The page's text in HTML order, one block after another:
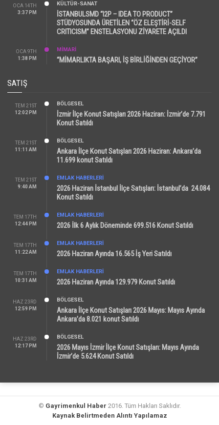
OCA 14TH
3:37 PM
KÜLTÜR-SANAT
İSTANBULSMD “I2P – IDEA TO PRODUCT”
STÜDYOSUNDA ÜRETİLEN “ÖZ ELEŞTİRİ-SELF
CRITICISM” ENSTELASYONU ZİYARETE AÇILDI
OCA 9TH
1:38 PM
MİMARİ
“MİMARLIKTA BAŞARI, İŞ BİRLİĞİNDEN GEÇİYOR”
SATIŞ
TEM 21ST
12:02 PM
BÖLGESEL
İzmir İlçe Konut Satışları 2026 Haziran: İzmir’de 7.791
Konut Satıldı
TEM 21ST
11:11 AM
BÖLGESEL
Ankara İlçe Konut Satışları 2026 Haziran: Ankara’da
11.699 konut Satıldı
TEM 21ST
9:40 AM
EMLAK HABERLERI
2026 Haziran İstanbul İlçe Satışları: İstanbul’da 24.084
Konut Satıldı
TEM 17TH
12:44 PM
EMLAK HABERLERI
2026 İlk 6 Aylık Döneminde 699.516 Konut Satıldı
TEM 17TH
11:22 AM
EMLAK HABERLERI
2026 Haziran Ayında 16.565 İş Yeri Satıldı
TEM 17TH
10:31 AM
EMLAK HABERLERI
2026 Haziran Ayında 129.979 Konut Satıldı
HAZ 23RD
12:59 PM
BÖLGESEL
Ankara İlçe Konut Satışları 2026 Mayıs: Mayıs Ayında
Ankara’da 8.021 konut Satıldı
HAZ 23RD
12:17 PM
BÖLGESEL
2026 Mayıs İzmir İlçe Konut Satışları: Mayıs Ayında
İzmir’de 5.624 Konut Satıldı
© Gayrimenkul Haber 2016. Tüm Hakları Saklıdır.
Kaynak Belirtmeden Alıntı Yapılamaz